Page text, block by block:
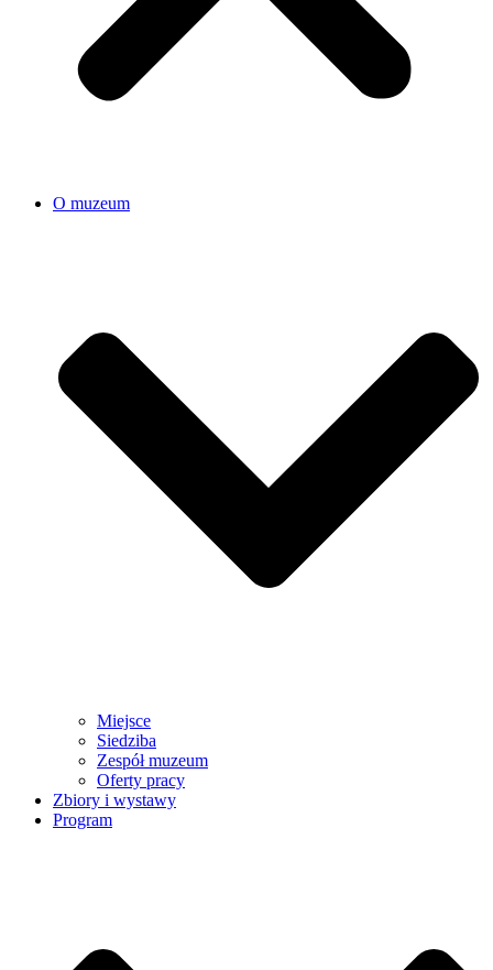
O muzeum
Miejsce
Siedziba
Zespół muzeum
Oferty pracy
Zbiory i wystawy
Program